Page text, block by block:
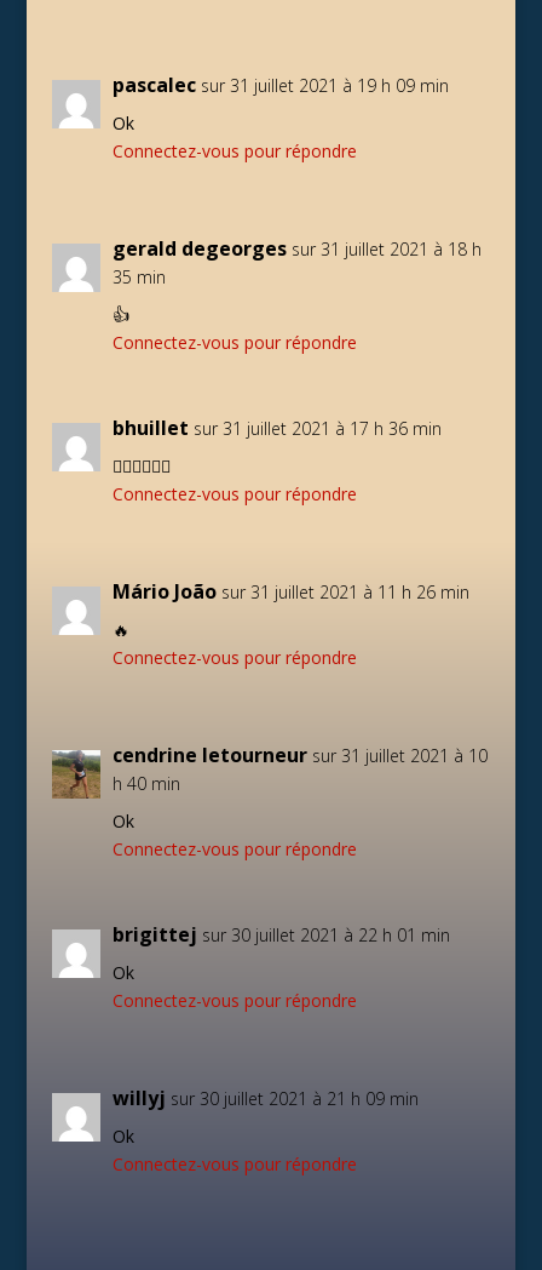
pascalec sur 31 juillet 2021 à 19 h 09 min
Ok
Connectez-vous pour répondre
gerald degeorges sur 31 juillet 2021 à 18 h
35 min
👍
Connectez-vous pour répondre
bhuillet sur 31 juillet 2021 à 17 h 36 min
🏃‍♂️🏃‍♂️🏃‍♂️
Connectez-vous pour répondre
Mário João sur 31 juillet 2021 à 11 h 26 min
🔥
Connectez-vous pour répondre
cendrine letourneur sur 31 juillet 2021 à 10
h 40 min
Ok
Connectez-vous pour répondre
brigittej sur 30 juillet 2021 à 22 h 01 min
Ok
Connectez-vous pour répondre
willyj sur 30 juillet 2021 à 21 h 09 min
Ok
Connectez-vous pour répondre